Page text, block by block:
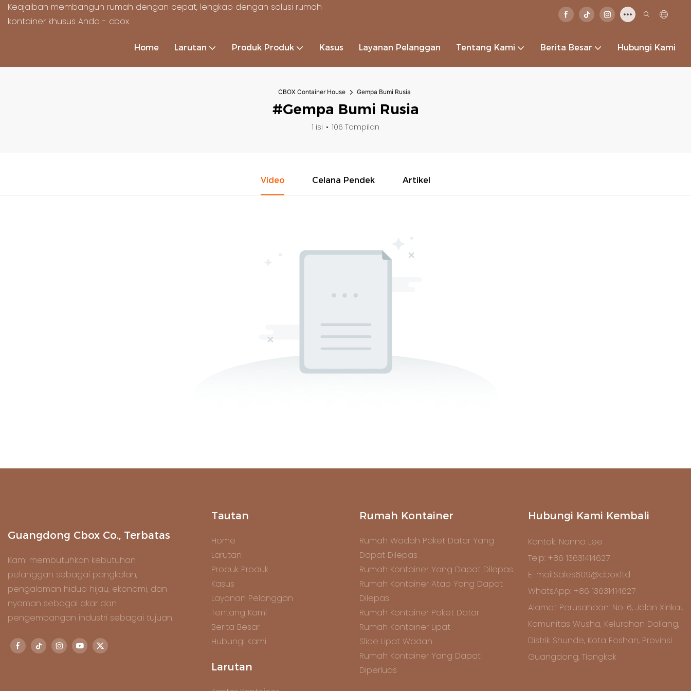
Keajaiban membangun rumah dengan cepat, lengkap dengan solusi rumah
kontainer khusus Anda - cbox
Home Larutan Produk Produk Kasus Layanan Pelanggan Tentang Kami Berita Besar Hubungi Kami
CBOX Container House Gempa Bumi Rusia
#Gempa Bumi Rusia
1 isi 106 Tampilan
Video Celana Pendek Artikel
Guangdong Cbox Co., Terbatas
Kami membutuhkan kebutuhan
pelanggan sebagai pangkalan,
pengalaman hidup hijau, ekonomi, dan
nyaman sebagai akar dan
pengembangan industri sebagai tujuan.
Tautan
Home
Larutan
Produk Produk
Kasus
Layanan Pelanggan
Tentang Kami
Berita Besar
Hubungi Kami
Larutan
Rumah Kontainer
Rumah Wadah Paket Datar Yang
Dapat Dilepas
Rumah Kontainer Yang Dapat Dilepas
Rumah Kontainer Atap Yang Dapat
Dilepas
Rumah Kontainer Paket Datar
Rumah Kontainer Lipat
Slide Lipat Wadah
Rumah Kontainer Yang Dapat
Diperluas
Hubungi Kami Kembali
Kontak: Nanna Lee
Telp: +86 13631414627
E-mail:Sales609@cbox.ltd
WhatsApp: +86 13631414627
Alamat Perusahaan: No. 6, Jalan Xinkai,
Komunitas Wusha, Kelurahan Daliang,
Distrik Shunde, Kota Foshan, Provinsi
Guangdong, Tiongkok